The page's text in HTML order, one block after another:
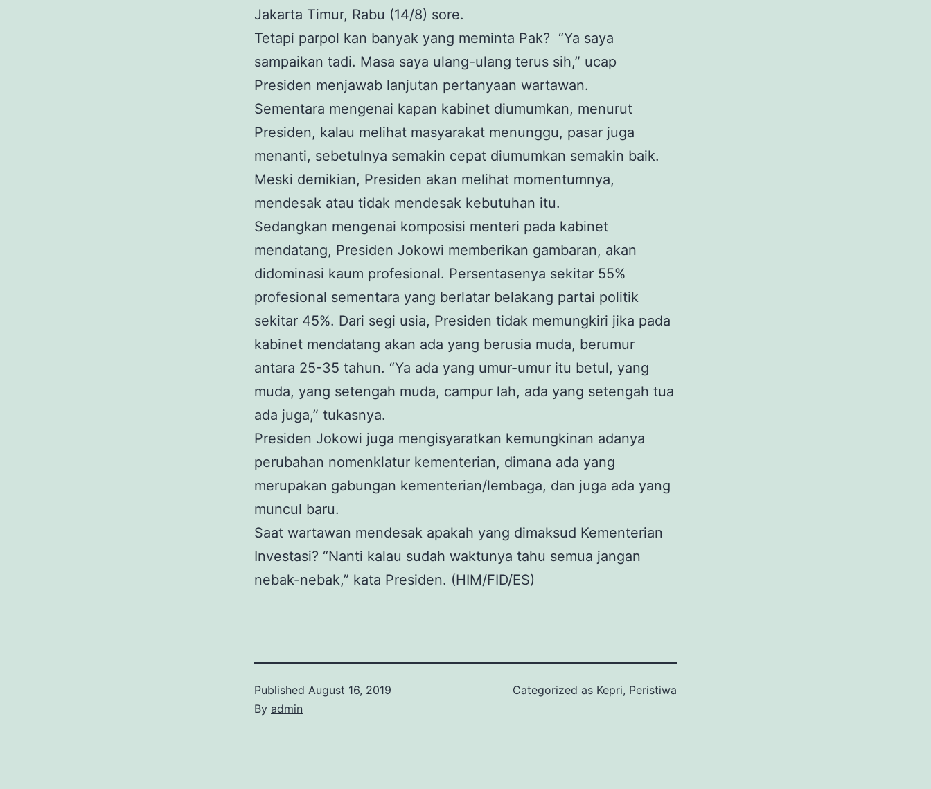
Jakarta Timur, Rabu (14/8) sore.
Tetapi parpol kan banyak yang meminta Pak? “Ya saya
sampaikan tadi. Masa saya ulang-ulang terus sih,” ucap
Presiden menjawab lanjutan pertanyaan wartawan.
Sementara mengenai kapan kabinet diumumkan, menurut
Presiden, kalau melihat masyarakat menunggu, pasar juga
menanti, sebetulnya semakin cepat diumumkan semakin baik.
Meski demikian, Presiden akan melihat momentumnya,
mendesak atau tidak mendesak kebutuhan itu.
Sedangkan mengenai komposisi menteri pada kabinet
mendatang, Presiden Jokowi memberikan gambaran, akan
didominasi kaum profesional. Persentasenya sekitar 55%
profesional sementara yang berlatar belakang partai politik
sekitar 45%. Dari segi usia, Presiden tidak memungkiri jika pada
kabinet mendatang akan ada yang berusia muda, berumur
antara 25-35 tahun. “Ya ada yang umur-umur itu betul, yang
muda, yang setengah muda, campur lah, ada yang setengah tua
ada juga,” tukasnya.
Presiden Jokowi juga mengisyaratkan kemungkinan adanya
perubahan nomenklatur kementerian, dimana ada yang
merupakan gabungan kementerian/lembaga, dan juga ada yang
muncul baru.
Saat wartawan mendesak apakah yang dimaksud Kementerian
Investasi? “Nanti kalau sudah waktunya tahu semua jangan
nebak-nebak,” kata Presiden. (HIM/FID/ES)
Published August 16, 2019
By admin
Categorized as Kepri, Peristiwa